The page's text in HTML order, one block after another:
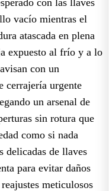
vacío mientras el
atascada en plena
expuesto al frío y a lo
con un
cerrajería urgente
un arsenal de
sin rotura que
como si nada
delicadas de llaves
para evitar daños
meticulosos